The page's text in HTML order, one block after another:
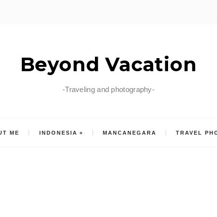
Beyond Vacation
-Traveling and photography-
ME INDONESIA MANCANEGARA TRAVEL